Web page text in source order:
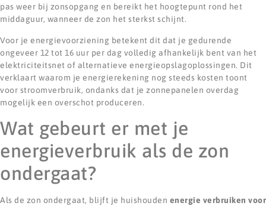
pas weer bij zonsopgang en bereikt het hoogtepunt rond het
middaguur, wanneer de zon het sterkst schijnt.
Voor je energievoorziening betekent dit dat je gedurende
ongeveer 12 tot 16 uur per dag volledig afhankelijk bent van het
elektriciteitsnet of alternatieve energieopslagoplossingen. Dit
verklaart waarom je energierekening nog steeds kosten toont
voor stroomverbruik, ondanks dat je zonnepanelen overdag
mogelijk een overschot produceren.
Wat gebeurt er met je
energieverbruik als de zon
ondergaat?
Als de zon ondergaat, blijft je huishouden energie verbruiken voor